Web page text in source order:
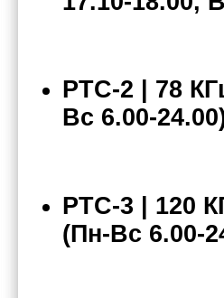
РТС-2 | 78
Вс 6.00-
РТС-3 | 120
(Пн-Вс 6.00-